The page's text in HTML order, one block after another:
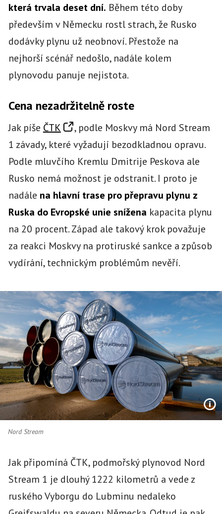
která trvala deset dní. Během této doby
především v Německu rostl strach, že Rusko
dodávky plynu už neobnoví. Přestože na
nejhorší scénář nedošlo, nadále kolem
plynovodu panuje nejistota.
Cena nezadržitelně roste
Jak píše ČTK
, podle Moskvy má Nord Stream
1 závady, které vyžadují bezodkladnou opravu.
Podle mluvčího Kremlu Dmitrije Peskova ale
Rusko nemá možnost je odstranit. I proto je
nadále na hlavní trase pro přepravu plynu z
Ruska do Evropské unie snížena kapacita plynu
na 20 procent. Západ ale takový krok považuje
za reakci Moskvy na protiruské sankce a způsob
vydírání, technickým problémům nevěří.
Nord Stream
Jak připomíná ČTK, podmořský plynovod Nord
Stream 1 je dlouhý 1222 kilometrů a vede z
ruského Vyborgu do Lubminu nedaleko